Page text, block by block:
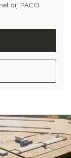
bij PACO